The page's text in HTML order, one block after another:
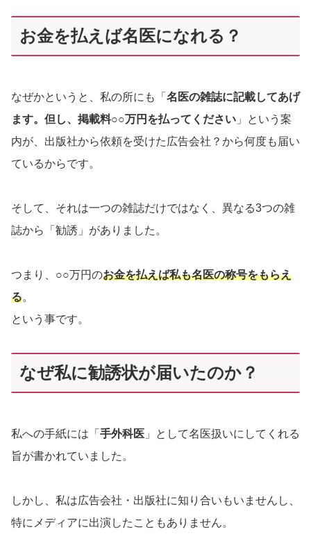
お金を払えば名医になれる？
なぜかというと、私の所にも「 名医の雑誌に記載してあげ
ます。但し、掲載料○○万円を払ってください 」という案
内が、出版社から依頼を受けた広告会社？から何度も届い
ているからです。
そして、それは一つの雑誌だけではなく、異なる3つの雑
誌から「勧誘」がありました。
つまり、○○万円のお金を払えば私も名医の称号をもらえ
る。
という事です。
なぜ私に勧誘状が届いたのか？
私への手紙には「 手外科医 」として名医扱いにしてくれる
旨が書かれていました。
しかし、私は広告会社・出版社に知り合いもいませんし、
特にメディアに出演したこともありません。